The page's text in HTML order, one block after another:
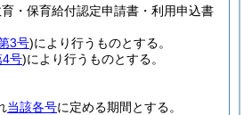
育・保育給付認定申請書・利用申込書
3号)により行うものとする。
4号)により行うものとする。
当該各号に定める期間とする。